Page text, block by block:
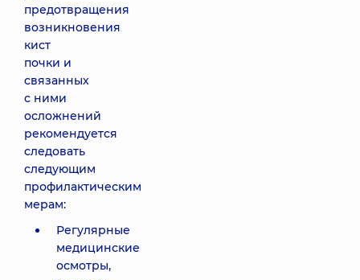
предотвращения
возникновения
кист
почки и
связанных
с ними
осложнений
рекомендуется
следовать
следующим
профилактическим
мерам:
Регулярные
медицинские
осмотры,